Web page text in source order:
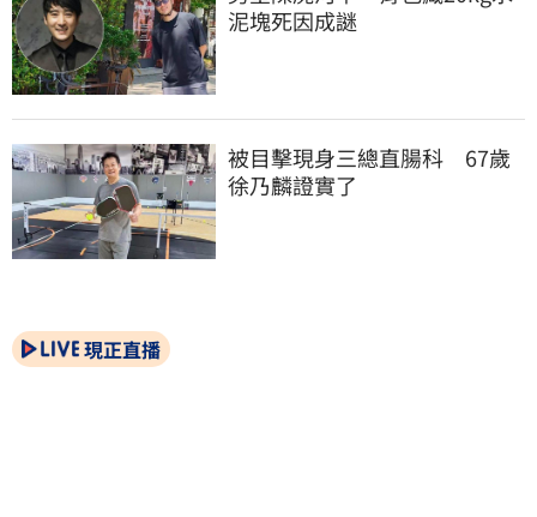
泥塊死因成謎
被目擊現身三總直腸科　67歲
徐乃麟證實了
現正直播